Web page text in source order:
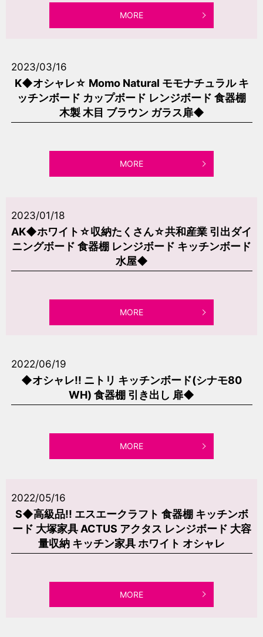
MORE
2023/03/16
K◆オシャレ☆ Momo Natural モモナチュラル キ
ッチンボード カップボード レンジボード 食器棚
木製 木目 ブラウン ガラス扉◆
MORE
2023/01/18
AK◆ホワイト☆収納たくさん☆共和産業 引出ダイ
ニングボード 食器棚 レンジボード キッチンボード
水屋◆
MORE
2022/06/19
◆オシャレ!! ニトリ キッチンボード(シナモ80
WH) 食器棚 引き出し 扉◆
MORE
2022/05/16
S◆高級品!! エスエークラフト 食器棚 キッチンボ
ード 大塚家具 ACTUS アクタス レンジボード 大容
量収納 キッチン家具 ホワイト オシャレ
MORE